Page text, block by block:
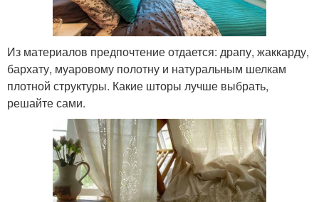
Из материалов предпочтение отдается: драпу, жаккарду,
бархату, муаровому полотну и натуральным шелкам
плотной структуры. Какие шторы лучше выбрать,
решайте сами.